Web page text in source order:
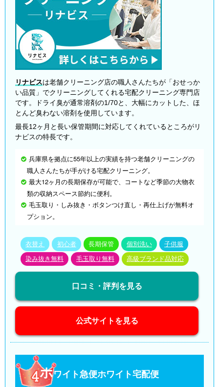
リナビスは老舗クリーニング店の職人さんたちが「おせっか
い品質」でクリーニングしてくれる宅配クリーニング専門店
です。ドライ臭が通常溶剤の1/70と、大幅にカットした、ほ
とんど臭わない溶剤を使用しています。
最長12ヶ月と長い保管期間に対応してくれているところがリ
ナビスの特長です。
兵庫県を拠点に55年以上の実績を持つ老舗クリーニングの
職人さんたちが手がける宅配クリーニング。
最大12ヶ月の長期保存が可能で、コートなど季節の大物衣
類の収納スペース節約に便利。
毛玉取り・しみ抜き・ボタンつけ直し・再仕上げが無料オ
プション。
衣替え 初心者 長期保管 個別洗い 子供服
染み抜き無料 毛玉取り無料 高級ブランド品対応
口コミ・評判を見る
公式サイトを見る
ホワイト急便ホワイト宅配便